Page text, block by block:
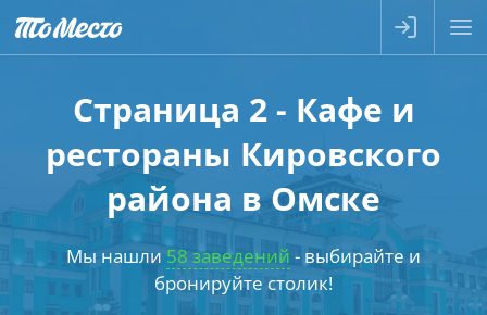
Страница 2 - Кафе и
рестораны Кировского
района в Омске
Мы нашли58 заведений - выбирайте и
бронируйте столик!